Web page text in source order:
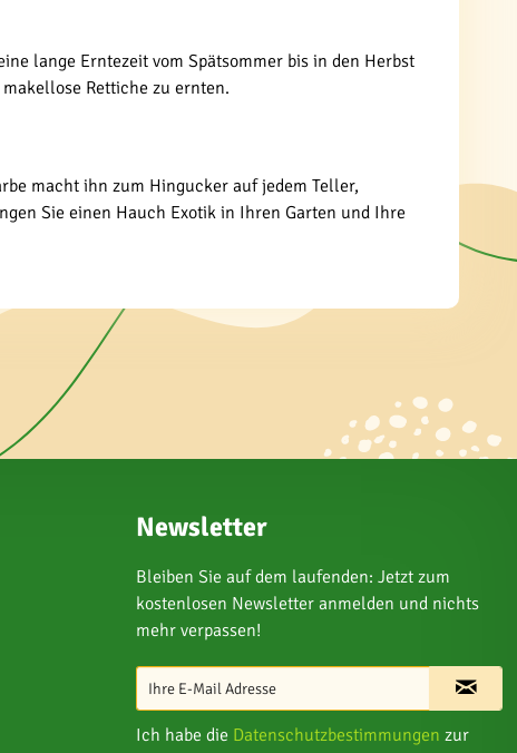
lange Erntezeit vom Spätsommer bis in den Herbst
Rettiche zu ernten.
macht ihn zum Hingucker auf jedem Teller,
Sie einen Hauch Exotik in Ihren Garten und Ihre
Newsletter
Bleiben Sie auf dem laufenden: Jetzt zum
kostenlosen Newsletter anmelden und nichts
mehr verpassen!
Ich habe die Datenschutzbestimmungen zur